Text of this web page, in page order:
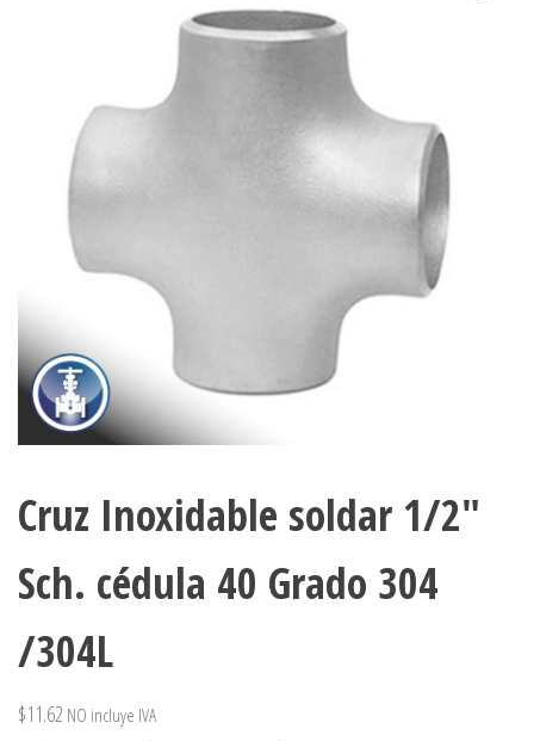
Cruz Inoxidable soldar 1/2″
Sch. cédula 40 Grado 304
/304L
$11.62 NO incluye IVA